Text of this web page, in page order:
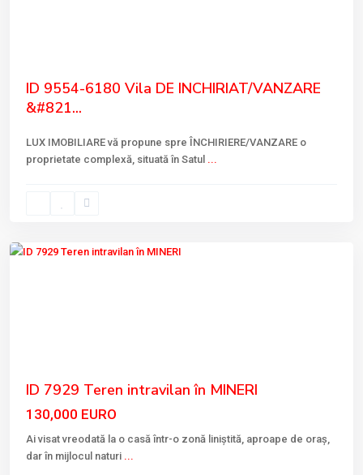
ID 9554-6180 Vila DE INCHIRIAT/VANZARE
&#821...
LUX IMOBILIARE vă propune spre ÎNCHIRIERE/VANZARE o
proprietate complexă, situată în Satul ...
ID 7929 Teren intravilan în MINERI
130,000 EURO
Ai visat vreodată la o casă într-o zonă liniștită, aproape de oraș,
dar în mijlocul naturi ...